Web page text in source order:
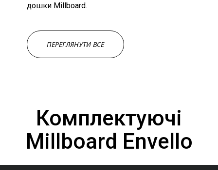
дошки Millboard.
ПЕРЕГЛЯНУТИ ВСЕ
Комплектуючі
Millboard Envello